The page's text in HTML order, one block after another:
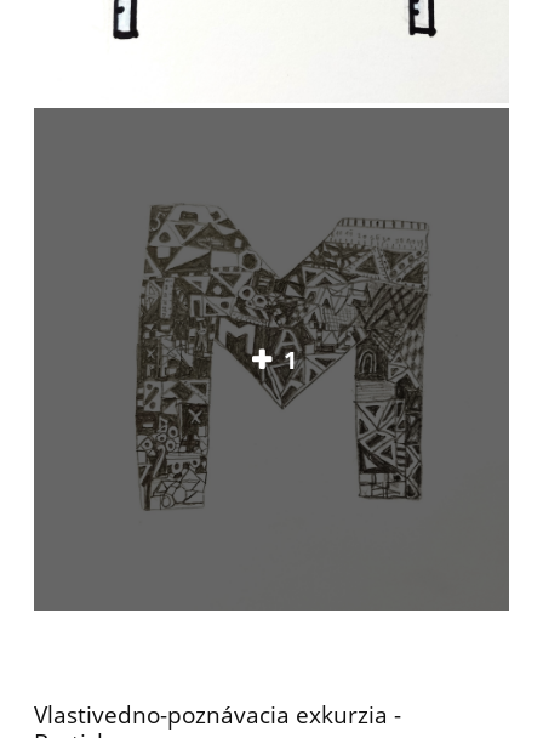
1
Vlastivedno-poznávacia exkurzia -